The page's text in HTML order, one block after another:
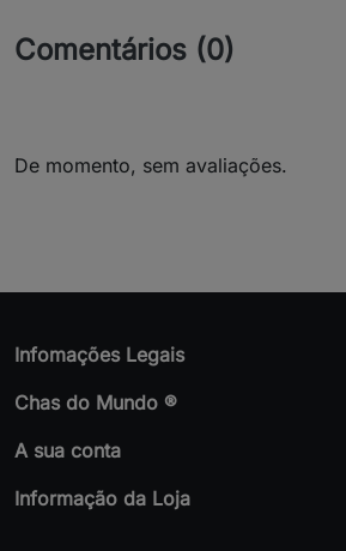
Comentários (0)
De momento, sem avaliações.
Infomações Legais
Chas do Mundo ®
A sua conta
Informação da Loja